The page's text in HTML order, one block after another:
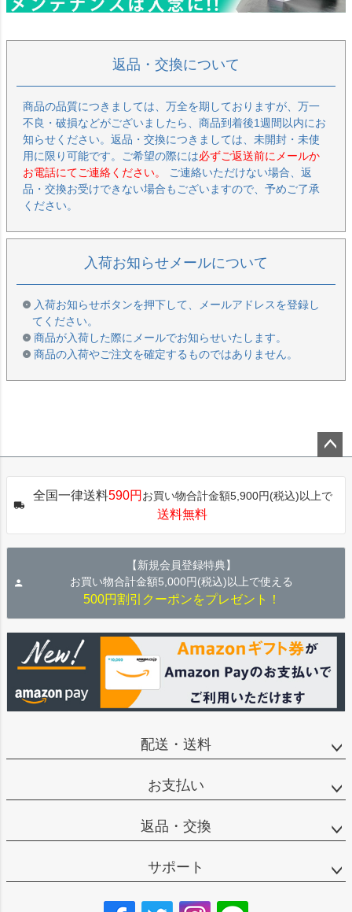
返品・交換について
商品の品質につきましては、万全を期しておりますが、万一
不良・破損などがございましたら、商品到着後1週間以内にお
知らせください。返品・交換につきましては、未開封・未使
用に限り可能です。ご希望の際には必ずご返送前にメールか
お電話にてご連絡ください。
ご連絡いただけない場合、返
品・交換お受けできない場合もございますので、予めご了承
ください。
入荷お知らせメールについて
入荷お知らせボタンを押下して、メールアドレスを登録し
てください。
商品が入荷した際にメールでお知らせいたします。
商品の入荷やご注文を確定するものではありません。
ップ
全国一律送料590円 お買い物合計金額5,900円(税込)以上で
送料無料
【新規会員登録特典】
お買い物合計金額5,000円(税込)以上で使える
500円割引クーポンをプレゼント！
配送・送料
お支払い
返品・交換
サポート